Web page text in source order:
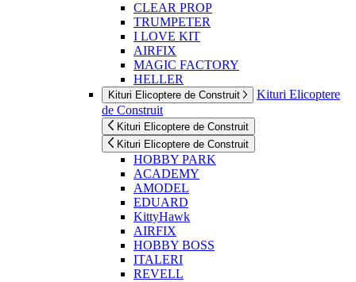
CLEAR PROP
TRUMPETER
I LOVE KIT
AIRFIX
MAGIC FACTORY
HELLER
Kituri Elicoptere de Construit
Kituri Elicoptere
de Construit
Kituri Elicoptere de Construit
Kituri Elicoptere de Construit
HOBBY PARK
ACADEMY
AMODEL
EDUARD
KittyHawk
AIRFIX
HOBBY BOSS
ITALERI
REVELL